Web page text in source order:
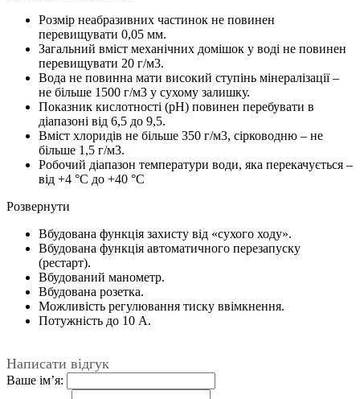
Розмір неабразивних частинок не повинен
перевищувати 0,05 мм.
Загальний вміст механічних домішок у воді не повинен
перевищувати 20 г/м3.
Вода не повинна мати високий ступінь мінералізації –
не більше 1500 г/м3 у сухому залишку.
Показник кислотності (рН) повинен перебувати в
діапазоні від 6,5 до 9,5.
Вміст хлоридів не більше 350 г/м3, сірководню – не
більше 1,5 г/м3.
Робочий діапазон температури води, яка перекачується –
від +4 °С до +40 °С
Розвернути
Вбудована функція захисту від «сухого ходу».
Вбудована функція автоматичного перезапуску
(рестарт).
Вбудований манометр.
Вбудована розетка.
Можливість регулювання тиску ввімкнення.
Потужність до 10 А.
Написати відгук
Ваше ім’я: